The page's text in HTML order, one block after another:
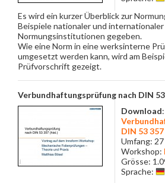
Es wird ein kurzer Überblick zur
Beispiele nationaler und internationaler
Normungsinstitutionen gegeben.
Wie eine Norm in eine werksinterne
umgesetzt werden kann, wird am
Prüfvorschrift gezeigt.
Verbundhaftungsprüfung nach DIN
Download:
DIN 53 357
Umfang:
Workshop:
Grösse:
Sprache: